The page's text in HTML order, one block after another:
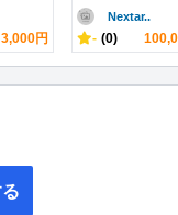
3,000円
Nextar..
- (0)